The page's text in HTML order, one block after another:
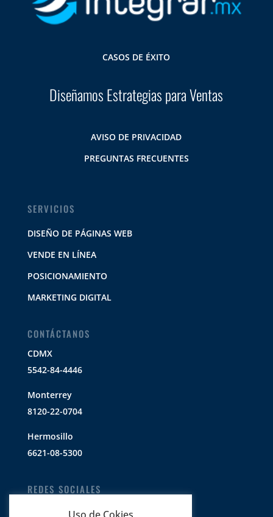
CASOS DE ÉXITO
Diseñamos Estrategias para Ventas
AVISO DE PRIVACIDAD
PREGUNTAS FRECUENTES
SERVICIOS
DISEÑO DE PÁGINAS WEB
VENDE EN LÍNEA
POSICIONAMIENTO
MARKETING DIGITAL
CONTÁCTANOS
CDMX
5542-84-4446
Monterrey
8120-22-0704
Hermosillo
6621-08-5300
REDES SOCIALES
Uso de Cokies